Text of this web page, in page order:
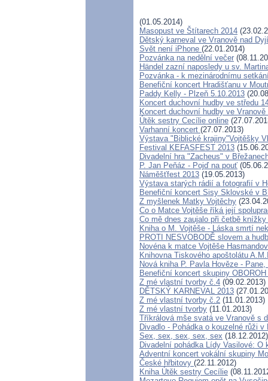
(01.05.2014)
Masopust ve Štítarech 2014
Dětský karneval ve Vranově nad Dyjí
Svět není iPhone (22.01.2014)
Pozvánka na nedělní večer
Händel zazní naposledy u sv.
Pozvánka - k mezinárodnímu
Benefiční koncert Hradišťanu v
Paddy Kelly - Plzeň 5.10.2013
Koncert duchovní hudby ve středu
Koncert duchovní hudby ve
Útěk sestry Cecílie online
Varhanní koncert (27.07.2013)
Výstava "Biblické krajiny"Vojtěšky
Festival KEFASFEST 2013
Divadelní hra "Zacheus" v
P. Jan Peňáz - Pojď na pouť
Náměšťfest 2013 (19.05.2013)
Výstava starých rádií a fotografií v
Benefiční koncert Sisy Sklovské v
Z myšlenek Matky Vojtěchy
Co o Matce Vojtěše říká její
Co mě dnes zaujalo při četbě
Kniha o M. Vojtěše - Láska smrtí
PROTI NESVOBODĚ slovem a
Novéna k matce Vojtěše
Knihovna Tiskového apoštolátu
Nová kniha P. Pavla Hověze -
Benefiční koncert skupiny
Z mé vlastní tvorby č.4 (09.02.2013)
DĚTSKÝ KARNEVAL 2013
Z mé vlastní tvorby č.2 (11.01.2013)
Z mé vlastní tvorby (11.01.2013)
Tříkrálová mše svatá ve Vranově s
Divadlo - Pohádka o kouzelné růži
Sex, sex, sex, sex, sex (18.12.2012)
Divadelní pohádka Lídy Vasilové: O
Adventní koncert vokální skupiny
České hřbitovy (22.11.2012)
Kniha Útěk sestry Cecílie